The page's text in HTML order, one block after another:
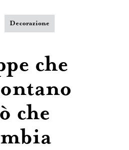
Decorazione
che
che